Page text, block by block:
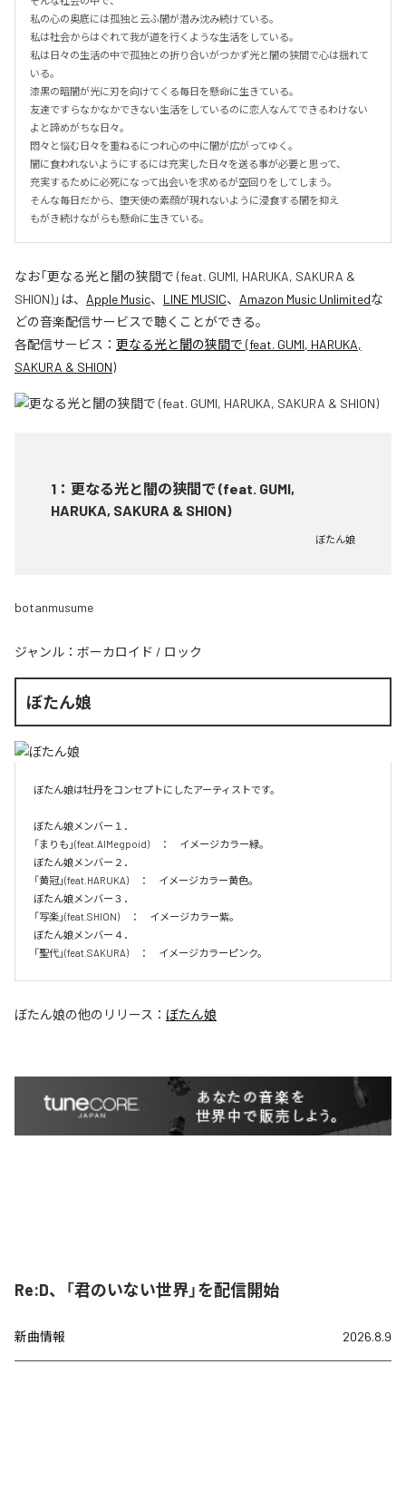
私の心の奥底には孤独と云ふ闇が潜み沈み続けている。
私は社会からはぐれて我が道を行くような生活をしている。
私は日々の生活の中で孤独との折り合いがつかず光と闇の狭間で心は揺れて
いる。
漆黒の暗闇が光に刃を向けてくる毎日を懸命に生きている。
友達ですらなかなかできない生活をしているのに恋人なんてできるわけない
よと諦めがちな日々。
悶々と悩む日々を重ねるにつれ心の中に闇が広がってゆく。
闇に食われないようにするには充実した日々を送る事が必要と思って、
充実するために必死になって出会いを求めるが空回りをしてしまう。
そんな毎日だから、堕天使の素顔が現れないように浸食する闇を抑え
もがき続けながらも懸命に生きている。
なお「更なる光と闇の狭間で (feat. GUMI, HARUKA, SAKURA &
SHION)」は、 Apple Music、 LINE MUSIC、 Amazon Music Unlimitedな
どの音楽配信サービスで聴くことができる。
各配信サービス： 更なる光と闇の狭間で (feat. GUMI, HARUKA,
SAKURA & SHION)
1 ： 更なる光と闇の狭間で (feat. GUMI,
HARUKA, SAKURA & SHION)
ぼたん娘
botanmusume
ジャンル： ボーカロイド / ロック
ぼたん娘
ぼたん娘は牡丹をコンセプトにしたアーティストです。
ぼたん娘メンバー１．
「まりも」(feat.AIMegpoid)　：　イメージカラー緑。
ぼたん娘メンバー２．
「黄冠」(feat.HARUKA)　：　イメージカラー黄色。
ぼたん娘メンバー３．
「写楽」(feat.SHION)　：　イメージカラー紫。
ぼたん娘メンバー４．
「聖代」(feat.SAKURA)　：　イメージカラーピンク。
ぼたん娘の他のリリース： ぼたん娘
Re:D、「君のいない世界」を配信開始
新曲情報 2026.8.9